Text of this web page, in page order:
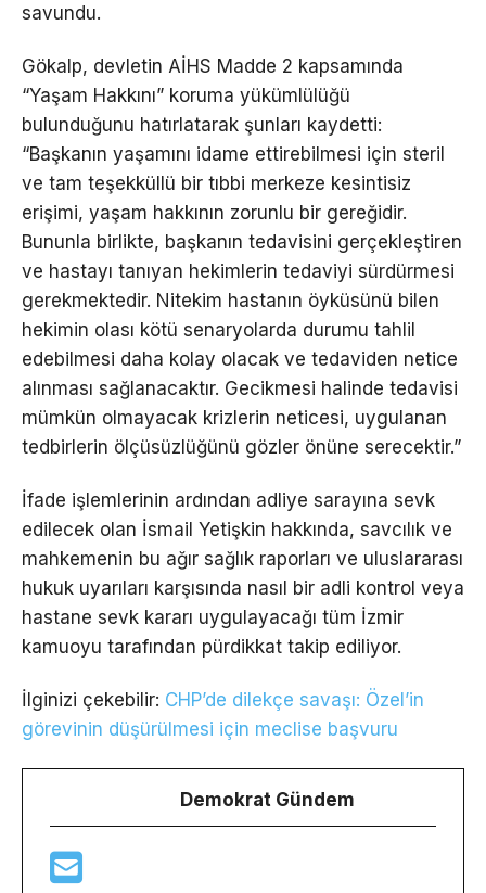
savundu.
Gökalp, devletin AİHS Madde 2 kapsamında
“Yaşam Hakkını” koruma yükümlülüğü
bulunduğunu hatırlatarak şunları kaydetti:
“Başkanın yaşamını idame ettirebilmesi için steril
ve tam teşekküllü bir tıbbi merkeze kesintisiz
erişimi, yaşam hakkının zorunlu bir gereğidir.
Bununla birlikte, başkanın tedavisini gerçekleştiren
ve hastayı tanıyan hekimlerin tedaviyi sürdürmesi
gerekmektedir. Nitekim hastanın öyküsünü bilen
hekimin olası kötü senaryolarda durumu tahlil
edebilmesi daha kolay olacak ve tedaviden netice
alınması sağlanacaktır. Gecikmesi halinde tedavisi
mümkün olmayacak krizlerin neticesi, uygulanan
tedbirlerin ölçüsüzlüğünü gözler önüne serecektir.”
İfade işlemlerinin ardından adliye sarayına sevk
edilecek olan İsmail Yetişkin hakkında, savcılık ve
mahkemenin bu ağır sağlık raporları ve uluslararası
hukuk uyarıları karşısında nasıl bir adli kontrol veya
hastane sevk kararı uygulayacağı tüm İzmir
kamuoyu tarafından pürdikkat takip ediliyor.
İlginizi çekebilir: CHP’de dilekçe savaşı: Özel’in
görevinin düşürülmesi için meclise başvuru
Demokrat Gündem